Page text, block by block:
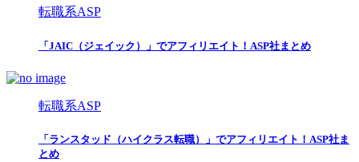
転職系ASP
「JAIC（ジェイック）」でアフィリエイト！ASP社まとめ
転職系ASP
「ランスタッド（ハイクラス転職）」でアフィリエイト！ASP社ま
とめ